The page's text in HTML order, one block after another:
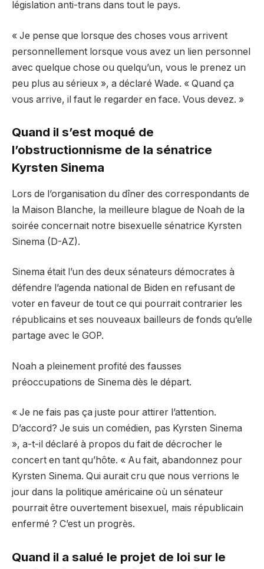
législation anti-trans dans tout le pays.
« Je pense que lorsque des choses vous arrivent
personnellement lorsque vous avez un lien personnel
avec quelque chose ou quelqu’un, vous le prenez un
peu plus au sérieux », a déclaré Wade. « Quand ça
vous arrive, il faut le regarder en face. Vous devez. »
Quand il s’est moqué de
l’obstructionnisme de la sénatrice
Kyrsten Sinema
Lors de l’organisation du dîner des correspondants de
la Maison Blanche, la meilleure blague de Noah de la
soirée concernait notre bisexuelle sénatrice Kyrsten
Sinema (D-AZ).
Sinema était l’un des deux sénateurs démocrates à
défendre l’agenda national de Biden en refusant de
voter en faveur de tout ce qui pourrait contrarier les
républicains et ses nouveaux bailleurs de fonds qu’elle
partage avec le GOP.
Noah a pleinement profité des fausses
préoccupations de Sinema dès le départ.
« Je ne fais pas ça juste pour attirer l’attention.
D’accord? Je suis un comédien, pas Kyrsten Sinema
», a-t-il déclaré à propos du fait de décrocher le
concert en tant qu’hôte. « Au fait, abandonnez pour
Kyrsten Sinema. Qui aurait cru que nous verrions le
jour dans la politique américaine où un sénateur
pourrait être ouvertement bisexuel, mais républicain
enfermé ? C’est un progrès.
Quand il a salué le projet de loi sur le